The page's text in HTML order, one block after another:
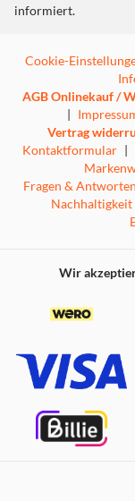
informiert.
Cookie-
AGB Onlinekauf /
|
Vertrag
Kontaktformular |
Fragen & Antworten
Nachhaltigkeit
Wir